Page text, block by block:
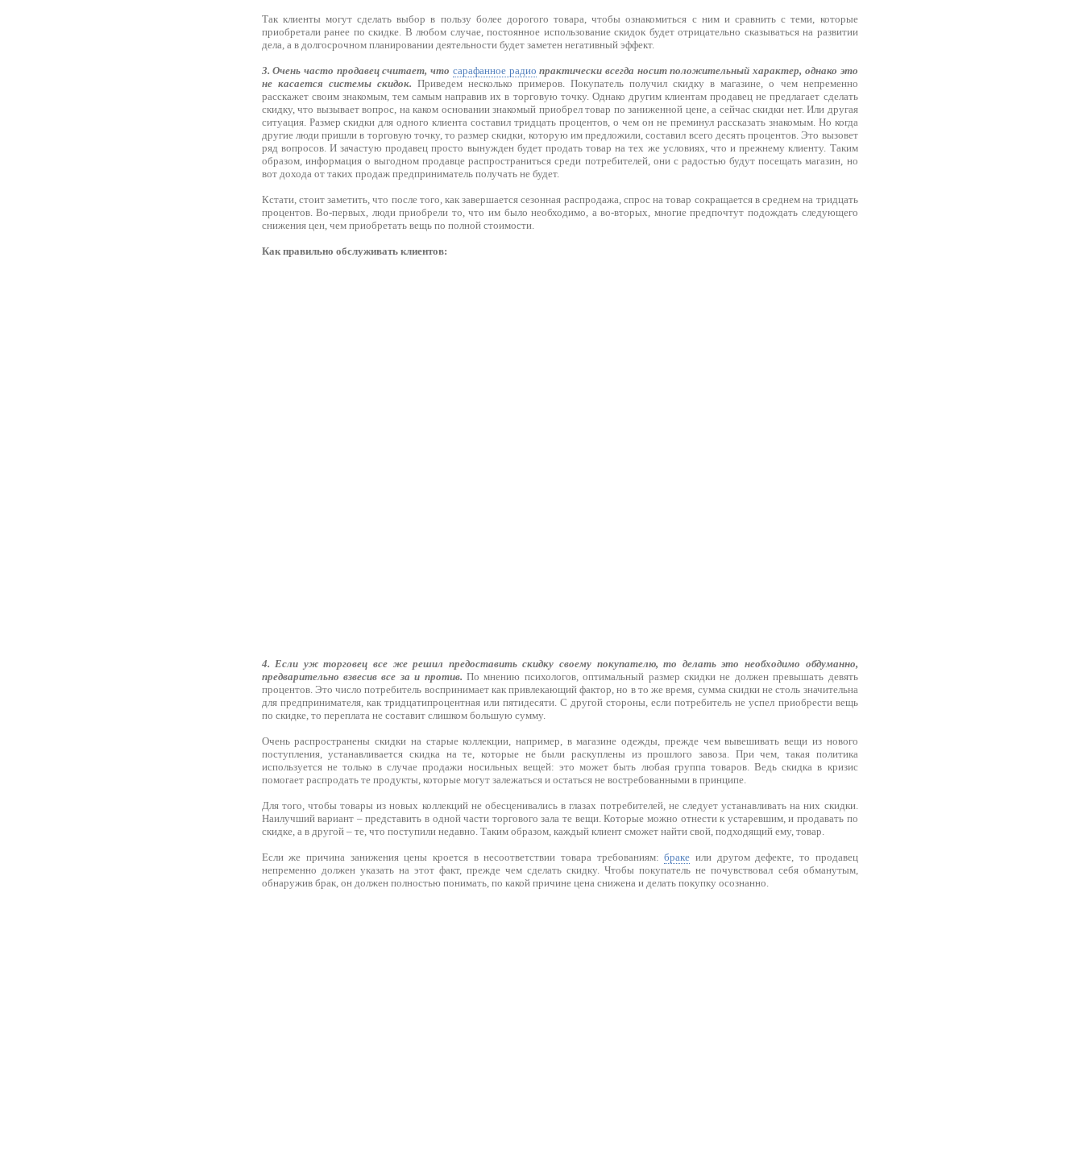
Так клиенты могут сделать выбор в пользу более дорогого товара, чтобы ознакомиться с ним и сравнить с теми, которые
приобретали ранее по скидке. В любом случае, постоянное использование скидок будет отрицательно сказываться на развитии
дела, а в долгосрочном планировании деятельности будет заметен негативный эффект.
3. Очень часто продавец считает, что сарафанное радио практически всегда носит положительный характер, однако это
не касается системы скидок. Приведем несколько примеров. Покупатель получил скидку в магазине, о чем непременно
расскажет своим знакомым, тем самым направив их в торговую точку. Однако другим клиентам продавец не предлагает сделать
скидку, что вызывает вопрос, на каком основании знакомый приобрел товар по заниженной цене, а сейчас скидки нет. Или другая
ситуация. Размер скидки для одного клиента составил тридцать процентов, о чем он не преминул рассказать знакомым. Но когда
другие люди пришли в торговую точку, то размер скидки, которую им предложили, составил всего десять процентов. Это вызовет
ряд вопросов. И зачастую продавец просто вынужден будет продать товар на тех же условиях, что и прежнему клиенту. Таким
образом, информация о выгодном продавце распространиться среди потребителей, они с радостью будут посещать магазин, но
вот дохода от таких продаж предприниматель получать не будет.
Кстати, стоит заметить, что после того, как завершается сезонная распродажа, спрос на товар сокращается в среднем на тридцать
процентов. Во-первых, люди приобрели то, что им было необходимо, а во-вторых, многие предпочтут подождать следующего
снижения цен, чем приобретать вещь по полной стоимости.
Как правильно обслуживать клиентов:
4. Если уж торговец все же решил предоставить скидку своему покупателю, то делать это необходимо обдуманно,
предварительно взвесив все за и против. По мнению психологов, оптимальный размер скидки не должен превышать девять
процентов. Это число потребитель воспринимает как привлекающий фактор, но в то же время, сумма скидки не столь значительна
для предпринимателя, как тридцатипроцентная или пятидесяти. С другой стороны, если потребитель не успел приобрести вещь
по скидке, то переплата не составит слишком большую сумму.
Очень распространены скидки на старые коллекции, например, в магазине одежды, прежде чем вывешивать вещи из нового
поступления, устанавливается скидка на те, которые не были раскуплены из прошлого завоза. При чем, такая политика
используется не только в случае продажи носильных вещей: это может быть любая группа товаров. Ведь скидка в кризис
помогает распродать те продукты, которые могут залежаться и остаться не востребованными в принципе.
Для того, чтобы товары из новых коллекций не обесценивались в глазах потребителей, не следует устанавливать на них скидки.
Наилучший вариант – представить в одной части торгового зала те вещи. Которые можно отнести к устаревшим, и продавать по
скидке, а в другой – те, что поступили недавно. Таким образом, каждый клиент сможет найти свой, подходящий ему, товар.
Если же причина занижения цены кроется в несоответствии товара требованиям:браке или другом дефекте, то продавец
непременно должен указать на этот факт, прежде чем сделать скидку. Чтобы покупатель не почувствовал себя обманутым,
обнаружив брак, он должен полностью понимать, по какой причине цена снижена и делать покупку осознанно.